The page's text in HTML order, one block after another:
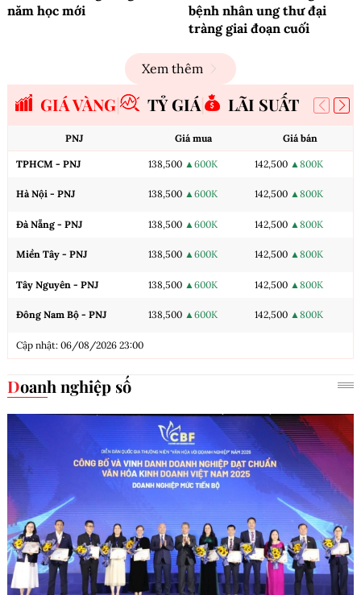
năm học mới
bệnh nhân ung thư đại
tràng giai đoạn cuối
Xem thêm
GIÁ VÀNG TỶ GIÁ LÃI SUẤT
PNJ Giá mua Giá bán
TPHCM - PNJ 138,500 ▲600K 142,500 ▲800K
Hà Nội - PNJ 138,500 ▲600K 142,500 ▲800K
Đà Nẵng - PNJ 138,500 ▲600K 142,500 ▲800K
Miền Tây - PNJ 138,500 ▲600K 142,500 ▲800K
Tây Nguyên - PNJ 138,500 ▲600K 142,500 ▲800K
Đông Nam Bộ - PNJ 138,500 ▲600K 142,500 ▲800K
Cập nhật: 06/08/2026 23:00
Doanh nghiệp số